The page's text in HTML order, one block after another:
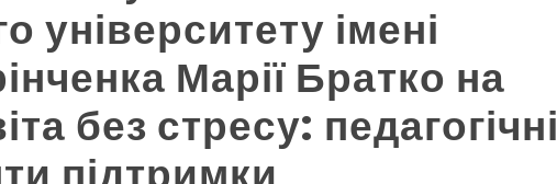
університету імені
Марії Братко на
без стресу: педагогічні
Жовтень 2025
Вересень 2025
Серпень 2025